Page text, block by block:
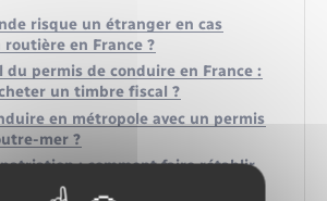
risque un étranger en cas
en France ?
du permis de conduire en France :
un timbre fiscal ?
en métropole avec un permis
mer ?
: comment faire rétablir
conduire français ?